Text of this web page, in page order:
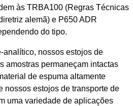
às TRBA100 (Regras Técnicas
alemã) e P650 ADR
do tipo.
analítico, nossos estojos de
amostras permaneçam intactas
de espuma altamente
nossos estojos de transporte de
uma variedade de aplicações